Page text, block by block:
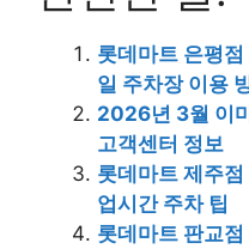
롯데마트 은평
일 주차장 이용
2026년 3월 이
고객센터 정보
롯데마트 제주
업시간 주차 팁
롯데마트 판교